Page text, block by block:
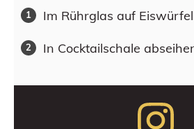
Im Rührglas auf
In Cocktailschale